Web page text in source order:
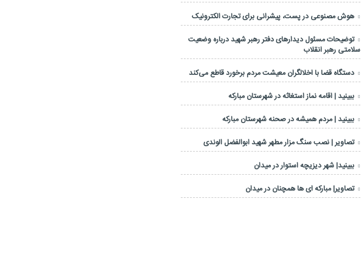
هوش مصنوعی در پست، پیشرانی برای تجارت الکترونیک
توضیحات مسئول دیدارهای دفتر رهبر شهید درباره وضعیت
سلامتی رهبر انقلاب
دستگاه قضا با اخلالگران معیشت مردم برخورد قاطع می‌کند
ببینید | اقامه نماز استغاثه در شهرستان مبارکه
ببینید | مردم همیشه در صحنه شهرستان مبارکه
تصاویر | نصب سنگ مزار مطهر شهید ابوالفضل الوندی
ببینید| شهر دیزیچه استوار در میدان
تصاویر| مبارکه ای ها همچنان در میدان